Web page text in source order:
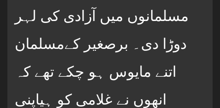
مسلمانوں میں آزادی کی لہر
دوڑا دی۔ برصغیر کےمسلمان
اتنے مایوس ہو چکے تھے کہ
انھوں نے غلامی کو ہیاپنی